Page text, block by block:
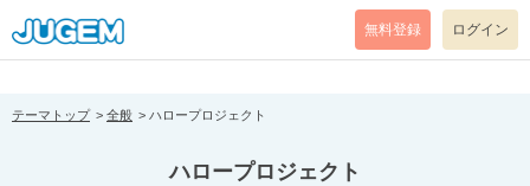
[pear_error: message="Success" code=0 mode=return level=notice
prefix="" info=""]
無料登録 ログイン
テーマトップ 全般 ハロープロジェクト
ハロープロジェクト